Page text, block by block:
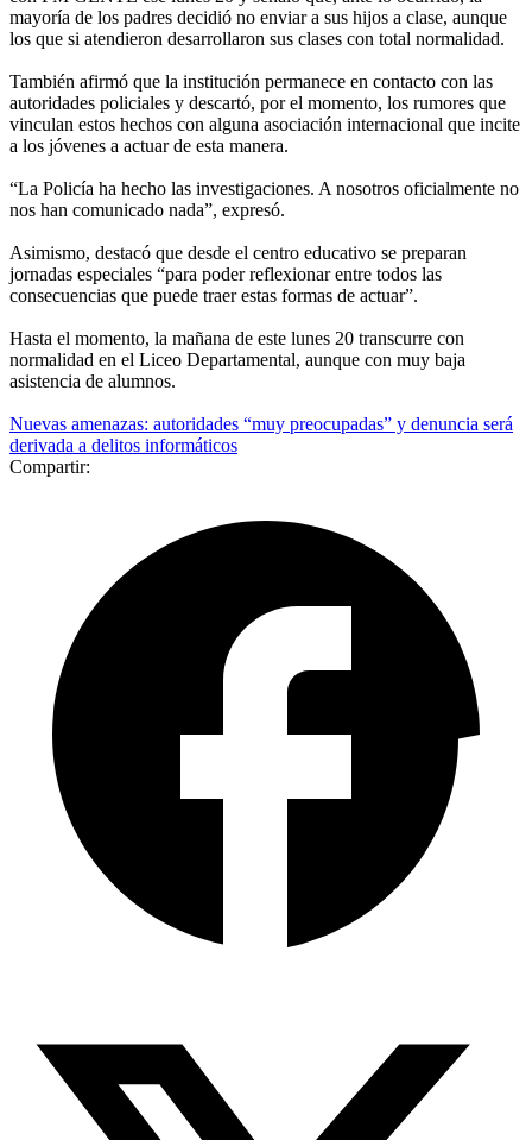
mayoría de los padres decidió no enviar a sus hijos a clase, aunque
los que si atendieron desarrollaron sus clases con total normalidad.
También afirmó que la institución permanece en contacto con las
autoridades policiales y descartó, por el momento, los rumores que
vinculan estos hechos con alguna asociación internacional que incite
a los jóvenes a actuar de esta manera.
“La Policía ha hecho las investigaciones. A nosotros oficialmente no
nos han comunicado nada”, expresó.
Asimismo, destacó que desde el centro educativo se preparan
jornadas especiales “para poder reflexionar entre todos las
consecuencias que puede traer estas formas de actuar”.
Hasta el momento, la mañana de este lunes 20 transcurre con
normalidad en el Liceo Departamental, aunque con muy baja
asistencia de alumnos.
Nuevas amenazas: autoridades “muy preocupadas” y denuncia será
derivada a delitos informáticos
Compartir: